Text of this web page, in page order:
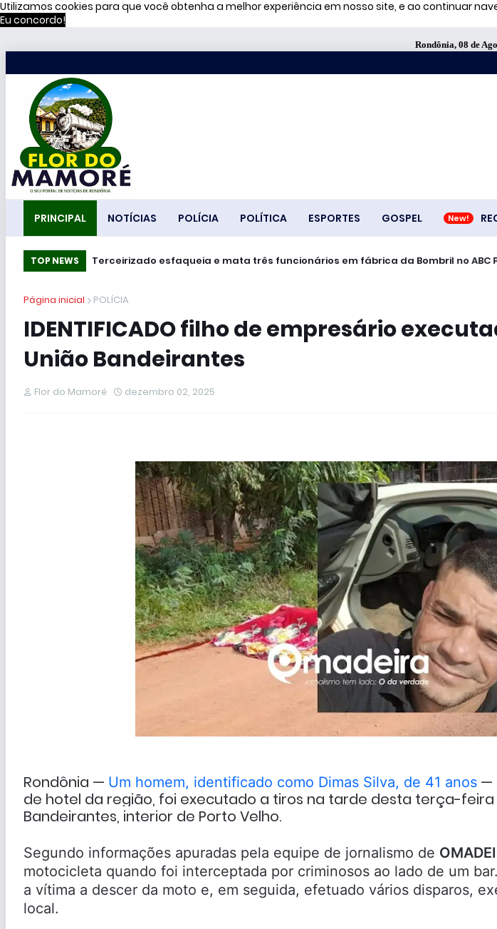
Utilizamos cookies para que você obtenha a melhor experiência em nosso site, e ao continuar
Eu concordo!
Rondônia, 08 de
PRINCIPAL NOTÍCIAS POLÍCIA POLÍTICA ESPORTES GOSPEL
TOP NEWS Terceirizado esfaqueia e mata três funcionários em fábrica da Bombril no ABC
Página inicial POLÍCIA
IDENTIFICADO filho de empresário
União Bandeirantes
Flor do Mamoré dezembro 02, 2025
Rondônia — Um homem, identificado como Dimas Silva, de 41 anos—
de hotel da região, foi executado a tiros na tarde desta terça-feira
Bandeirantes, interior de Porto Velho.
Segundo informações apuradas pela equipe de jornalismo de
motocicleta quando foi interceptada por criminosos ao lado de um
a vítima a descer da moto e, em seguida, efetuado vários disparos,
local.